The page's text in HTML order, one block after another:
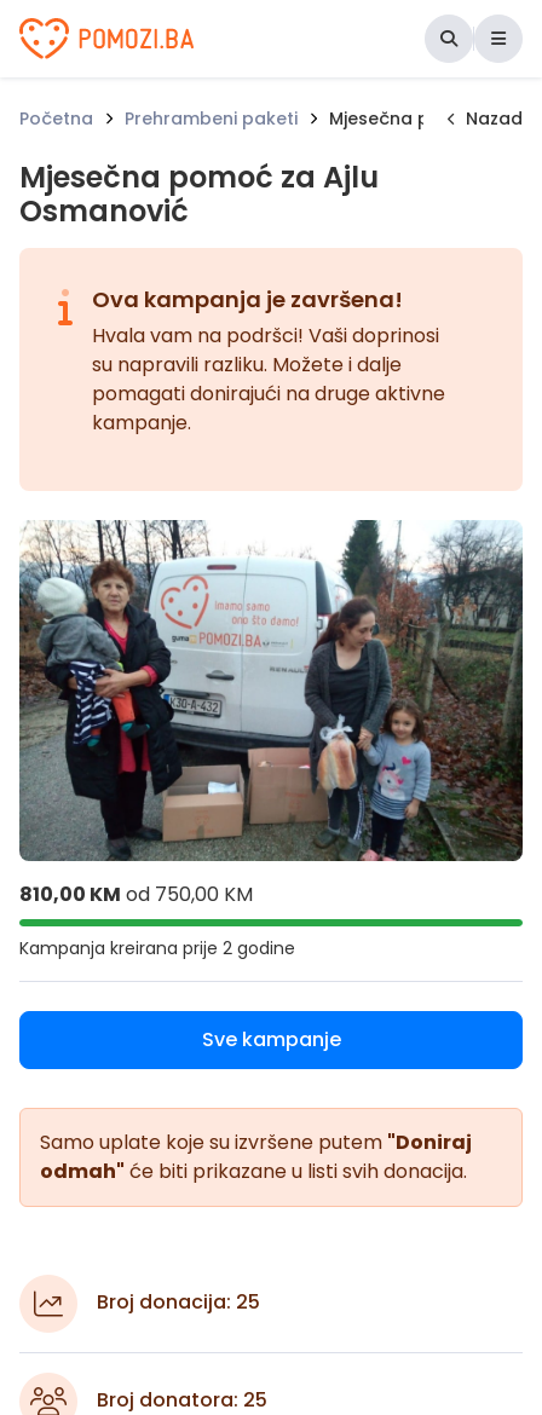
Udruženje Pomozi.ba
Početna Prehrambeni paketi Mjesečna pomoć za
Nazad
Mjesečna pomoć za Ajlu
Osmanović
Ova kampanja je završena!
Hvala vam na podršci! Vaši doprinosi
su napravili razliku. Možete i dalje
pomagati donirajući na druge aktivne
kampanje.
810,00 KM od 750,00 KM
Kampanja kreirana prije 2 godine
Sve kampanje
Samo uplate koje su izvršene putem "Doniraj
odmah" će biti prikazane u listi svih donacija.
Broj donacija: 25
Broj donatora: 25